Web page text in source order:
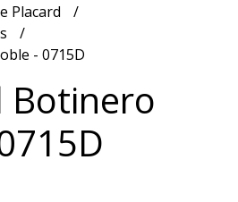
Placard
- 0715D
Botinero